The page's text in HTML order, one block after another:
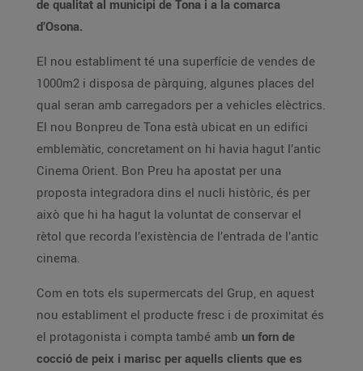
de qualitat al municipi de Tona i a la comarca
d’Osona.
El nou establiment té una superfície de vendes de
1000m2 i disposa de pàrquing, algunes places del
qual seran amb carregadors per a vehicles elèctrics.
El nou Bonpreu de Tona està ubicat en un edifici
emblemàtic, concretament on hi havia hagut l’antic
Cinema Orient. Bon Preu ha apostat per una
proposta integradora dins el nucli històric, és per
això que hi ha hagut la voluntat de conservar el
rètol que recorda l’existència de l’entrada de l’antic
cinema.
Com en tots els supermercats del Grup, en aquest
nou establiment el producte fresc i de proximitat és
el protagonista i compta també amb un forn de
cocció de peix i marisc per aquells clients que es